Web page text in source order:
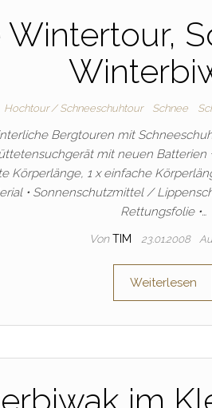
Wintertour,
Hochtour / Schneeschuhtour Schnee
Bergtouren mit
mit neuen Batterien
Körperlänge, 1 x einfache
• Sonnenschutzmittel /
Rettungsfolie •…
Von TIM 23.01.2008
Weiterlesen